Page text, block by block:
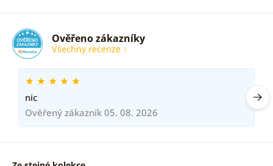
Ověřeno zákazníky
Všechny recenze
nic
Ověřený zákazník 05. 08. 2026